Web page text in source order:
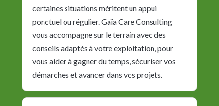
certaines situations méritent un appui
ponctuel ou régulier. Gaïa Care Consulting
vous accompagne sur le terrain avec des
conseils adaptés à votre exploitation, pour
vous aider à gagner du temps, sécuriser vos
démarches et avancer dans vos projets.